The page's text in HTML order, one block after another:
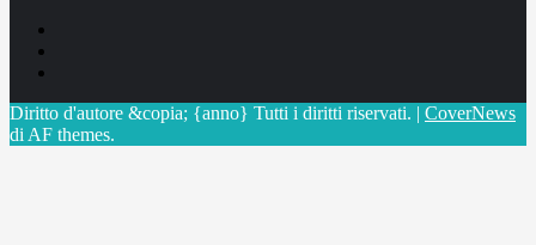
Diritto d'autore &copia; {anno} Tutti i diritti riservati. | CoverNews
di AF themes.